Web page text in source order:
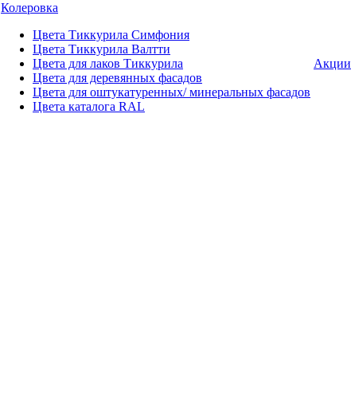
Колеровка
Цвета Тиккурила Симфония
Цвета Тиккурила Валтти
Цвета для лаков Тиккурила
Цвета для деревянных фасадов
Цвета для оштукатуренных/ минеральных фасадов
Цвета каталога RAL
Акции